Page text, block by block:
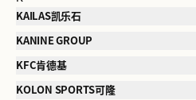
KAILAS凯乐石
KANINE GROUP
KFC肯德基
KOLON SPORTS可隆